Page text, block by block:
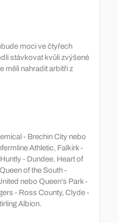
moci ve čtyřech
stávkovat kvůli zvýšené
měli nahradit arbitři z
- Brechin City nebo
Athletic, Falkirk -
- Dundee, Heart of
of the South -
nebo Queen's Park -
- Ross County, Clyde -
Albion.